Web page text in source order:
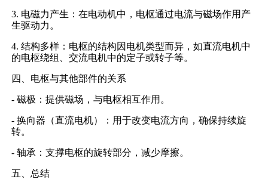
3. 电磁力产生：在电动机中，电枢通过电流与磁场作用产
生驱动力。
4. 结构多样：电枢的结构因电机类型而异，如直流电机中
的电枢绕组、交流电机中的定子或转子等。
四、电枢与其他部件的关系
- 磁极：提供磁场，与电枢相互作用。
- 换向器（直流电机）：用于改变电流方向，确保持续旋
转。
- 轴承：支撑电枢的旋转部分，减少摩擦。
五、总结